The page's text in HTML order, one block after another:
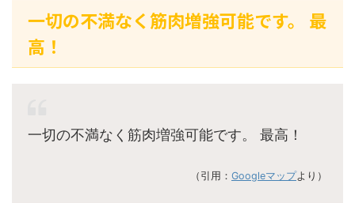
一切の不満なく筋肉増強可能です。 最
高！
一切の不満なく筋肉増強可能です。 最高！
（引用： Googleマップより）